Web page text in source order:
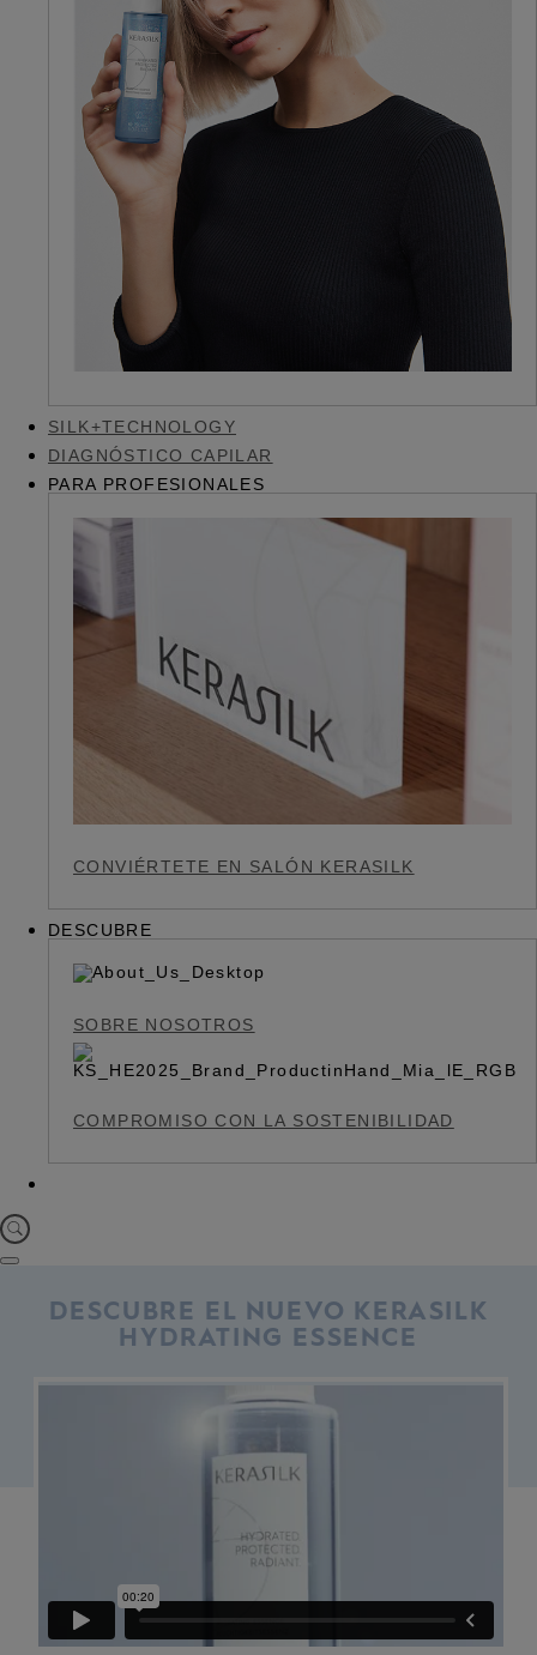
SILK+TECHNOLOGY
DIAGNÓSTICO CAPILAR
PARA PROFESIONALES
CONVIÉRTETE EN SALÓN KERASILK
DESCUBRE
SOBRE NOSOTROS
COMPROMISO CON LA SOSTENIBILIDAD
DESCUBRE EL NUEVO KERASILK
HYDRATING ESSENCE